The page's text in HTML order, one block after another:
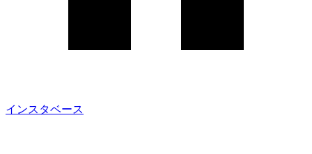
インスタベース